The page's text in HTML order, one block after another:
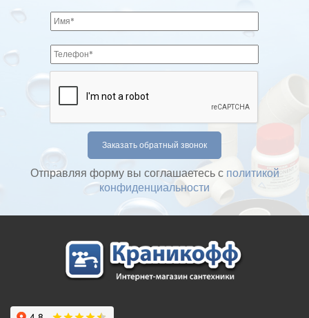
Отправляя форму вы соглашаетесь с политикой
конфиденциальности